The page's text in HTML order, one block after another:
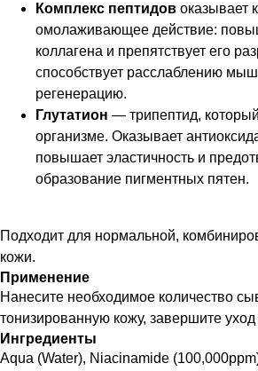
Комплекс пептидов оказывает
омолаживающее действие:
коллагена и препятствует его
способствует расслаблению
регенерацию.
Глутатион — трипептид,
организме. Оказывает
повышает эластичность и
образование пигментных пятен.
Подходит для нормальной,
кожи.
Применение
Нанесите необходимое количество
тонизированную кожу, завершите
Ингредиенты
Aqua (Water), Niacinamide